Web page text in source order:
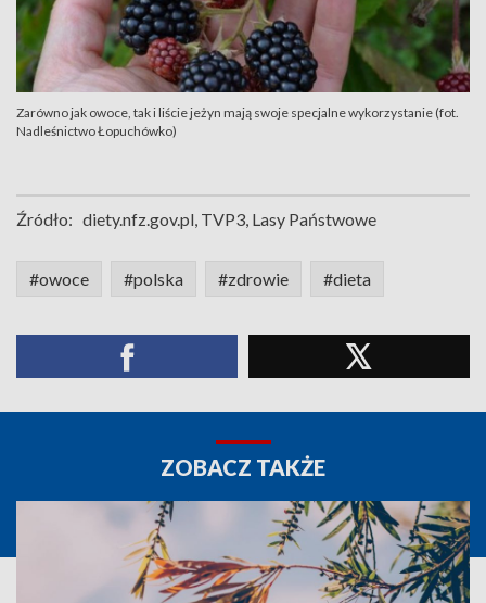
Zarówno jak owoce, tak i liście jeżyn mają swoje specjalne wykorzystanie (fot.
Nadleśnictwo Łopuchówko)
Źródło: diety.nfz.gov.pl, TVP3, Lasy Państwowe
#owoce #polska #zdrowie #dieta
ZOBACZ TAKŻE